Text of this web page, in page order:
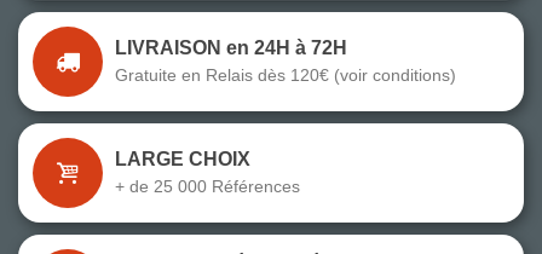
LIVRAISON en 24H à 72H
Gratuite en Relais dès 120€ (voir conditions)
LARGE CHOIX
+ de 25 000 Références